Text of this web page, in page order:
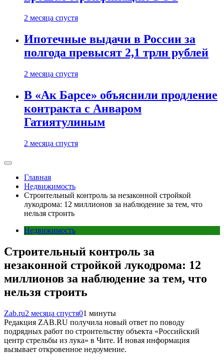
2 месяца спустя
Ипотечные выдачи в России за
полгода превысят 2,1 трлн рублей
2 месяца спустя
В «Ак Барсе» объяснили продление
контракта с Анваром
Гатиятулиным
2 месяца спустя
Главная
Недвижимость
Строительный контроль за незаконной стройкой
лукодрома: 12 миллионов за наблюдение за тем, что
нельзя строить
Недвижимость
Строительный контроль за
незаконной стройкой лукодрома: 12
миллионов за наблюдение за тем, что
нельзя строить
Zab.ru2 месяца спустя01 минуты
Редакция ZAB.RU получила новый ответ по поводу
подрядных работ по строительству объекта «Российский
центр стрельбы из лука» в Чите. И новая информация
вызывает откровенное недоумение.